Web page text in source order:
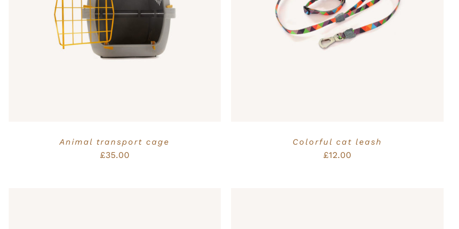
Bewertet
mit5.00
5
IN DEN WARENKORB QUICK VIEW
Animal transport cage
£35.00
Bewertet
mit
5.00von
5
IN DEN WARENKORB QUICK VIEW
Colorful cat leash
£12.00